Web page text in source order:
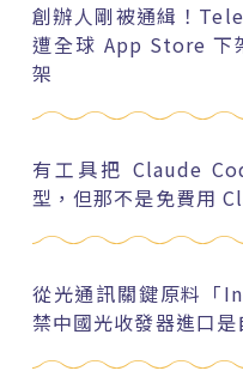
創辦人剛被通緝！
遭全球 App Store 下
架
有工具把 Claude
型，但那不是免費用
從光通訊關鍵原料「
禁中國光收發器進口是